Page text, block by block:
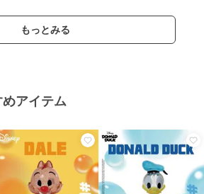
もっとみる
アイテム